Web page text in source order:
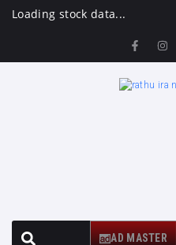
Loading stock data...
AD MASTER